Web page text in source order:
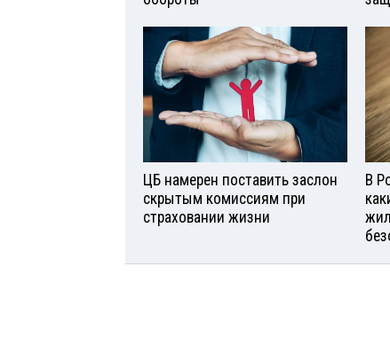
ЦБ намерен поставить заслон
скрытым комиссиям при
страховании жизни
В